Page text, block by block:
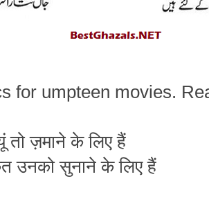
for umpteen movies.
ज़माने के लिए हैं
उनको सुनाने के लिए हैं